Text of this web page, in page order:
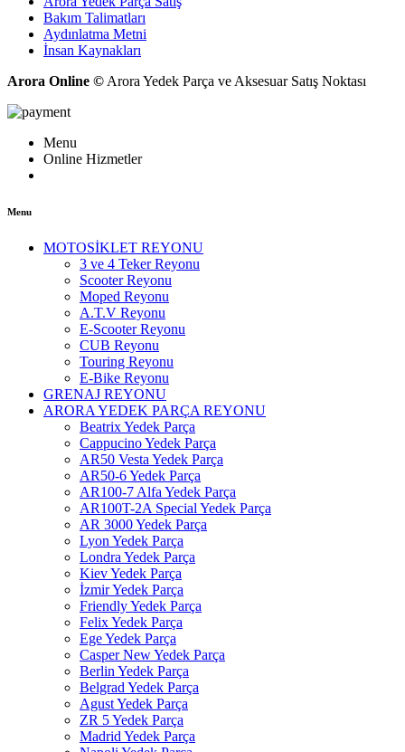
Bakım Talimatları
Aydınlatma Metni
İnsan Kaynakları
Arora Online © Arora Yedek Parça ve Aksesuar Satış Noktası
Menu
Online Hizmetler
Menu
MOTOSİKLET REYONU
3 ve 4 Teker Reyonu
Scooter Reyonu
Moped Reyonu
A.T.V Reyonu
E-Scooter Reyonu
CUB Reyonu
Touring Reyonu
E-Bike Reyonu
GRENAJ REYONU
ARORA YEDEK PARÇA REYONU
Beatrix Yedek Parça
Cappucino Yedek Parça
AR50 Vesta Yedek Parça
AR50-6 Yedek Parça
AR100-7 Alfa Yedek Parça
AR100T-2A Special Yedek Parça
AR 3000 Yedek Parça
Lyon Yedek Parça
Londra Yedek Parça
Kiev Yedek Parça
İzmir Yedek Parça
Friendly Yedek Parça
Felix Yedek Parça
Ege Yedek Parça
Casper New Yedek Parça
Berlin Yedek Parça
Belgrad Yedek Parça
Agust Yedek Parça
ZR 5 Yedek Parça
Madrid Yedek Parça